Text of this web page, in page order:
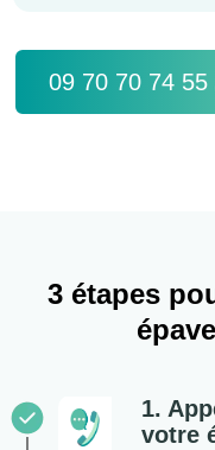
09 70 70 74 55
3 étapes
1.
votre